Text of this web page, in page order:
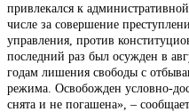
привлекался к
числе за совершение
управления, против
последний раз был осужден в
годам лишения свободы с
режима. Освобожден условно-
снята и не погашена», –